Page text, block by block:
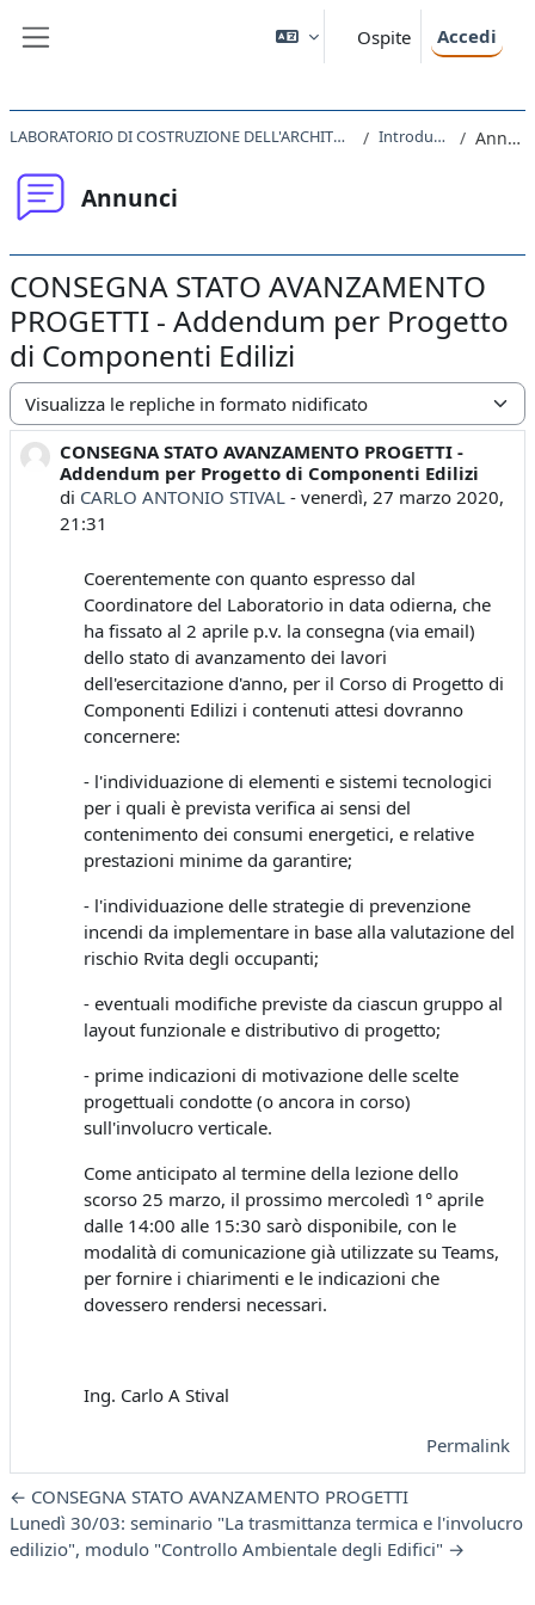
Ospite Accedi
LABORATORIO DI COSTRUZIONE DELL'ARCHITETTURA II 2020 Introduzione Annunci
Annunci
CONSEGNA STATO AVANZAMENTO
PROGETTI - Addendum per Progetto
di Componenti Edilizi
Modalità visualizzazione
CONSEGNA STATO AVANZAMENTO PROGETTI -
Addendum per Progetto di Componenti Edilizi
di CARLO ANTONIO STIVAL- venerdì, 27 marzo 2020,
21:31
Numero di risposte: 0
Coerentemente con quanto espresso dal
Coordinatore del Laboratorio in data odierna, che
ha fissato al 2 aprile p.v. la consegna (via email)
dello stato di avanzamento dei lavori
dell'esercitazione d'anno, per il Corso di Progetto di
Componenti Edilizi i contenuti attesi dovranno
concernere:
- l'individuazione di elementi e sistemi tecnologici
per i quali è prevista verifica ai sensi del
contenimento dei consumi energetici, e relative
prestazioni minime da garantire;
- l'individuazione delle strategie di prevenzione
incendi da implementare in base alla valutazione del
rischio Rvita degli occupanti;
- eventuali modifiche previste da ciascun gruppo al
layout funzionale e distributivo di progetto;
- prime indicazioni di motivazione delle scelte
progettuali condotte (o ancora in corso)
sull'involucro verticale.
Come anticipato al termine della lezione dello
scorso 25 marzo, il prossimo mercoledì 1° aprile
dalle 14:00 alle 15:30 sarò disponibile, con le
modalità di comunicazione già utilizzate su Teams,
per fornire i chiarimenti e le indicazioni che
dovessero rendersi necessari.
Ing. Carlo A Stival
Permalink
← CONSEGNA STATO AVANZAMENTO PROGETTI
Lunedì 30/03: seminario "La trasmittanza termica e l'involucro
edilizio", modulo "Controllo Ambientale degli Edifici" →